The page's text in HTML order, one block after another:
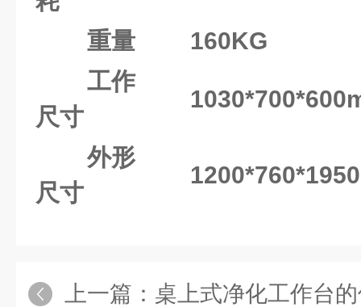
重量
160KG
工作
尺寸
外形
尺寸
上一篇： 桌上式净化工作台